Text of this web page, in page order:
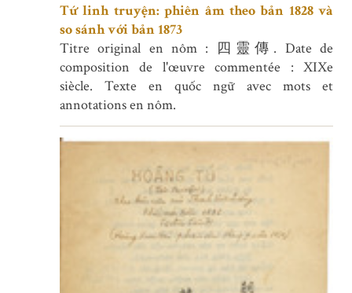
Tứ linh truyện: phiên âm theo bản 1828 và
so sánh với bản 1873
Titre original en nôm : 四靈傳. Date de
composition de l'œuvre commentée : XIXe
siècle. Texte en quốc ngữ avec mots et
annotations en nôm.